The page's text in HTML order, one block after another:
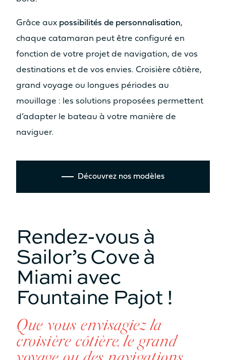
Grâce aux possibilités de personnalisation,
chaque catamaran peut être configuré en
fonction de votre projet de navigation, de vos
destinations et de vos envies. Croisière côtière,
grand voyage ou longues périodes au
mouillage : les solutions proposées permettent
d’adapter le bateau à votre manière de
naviguer.
Découvrez nos modèles
Rendez-vous à
Sailor’s Cove à
Miami avec
Fountaine Pajot !
Que vous envisagiez la
croisière côtière, le grand